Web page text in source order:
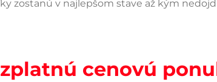
zostanú v najlepšom stave až kým
cenovú